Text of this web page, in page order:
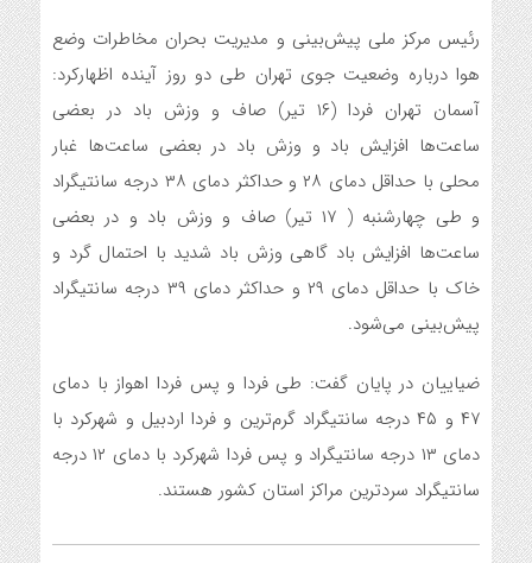
رئیس مرکز ملی پیش‌بینی و مدیریت بحران مخاطرات وضع
هوا درباره وضعیت جوی تهران طی دو روز آینده اظهارکرد:
آسمان تهران فردا (۱۶ تیر) صاف و وزش باد در بعضی
ساعت‌ها افزایش باد و وزش باد در بعضی ساعت‌ها غبار
محلی با حداقل دمای ۲۸ و حداکثر دمای ۳۸ درجه سانتیگراد
و طی ‌چهارشنبه ( ۱۷ تیر) صاف و وزش باد و در بعضی
ساعت‌ها افزایش باد گاهی وزش باد شدید با احتمال گرد و
خاک با حداقل دمای ۲۹ و حداکثر دمای ۳۹ درجه سانتیگراد
پیش‌بینی می‌شود.
ضیاییان در پایان گفت: طی فردا و پس فردا اهواز با دمای
۴۷ و ۴۵ درجه سانتیگراد گرم‌ترین و فردا اردبیل و شهرکرد با
دمای ۱۳ درجه سانتیگراد و پس فردا شهرکرد با دمای ۱۲ درجه
سانتیگراد سردترین مراکز استان‌ کشور هستند.